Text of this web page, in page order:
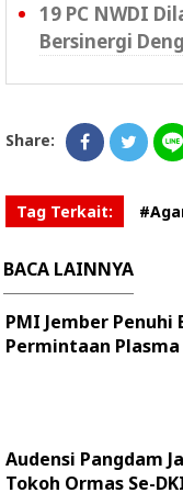
19 PC NWDI
Bersinergi
Share:
Tag Terkait:
BACA LAINNYA
PMI Jember Penuhi
Permintaan Plasma
Audensi Pangdam
Tokoh Ormas Se-